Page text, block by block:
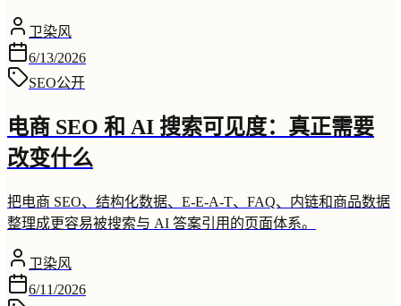
卫染风
6/13/2026
SEO公开
电商 SEO 和 AI 搜索可见度：真正需要
改变什么
把电商 SEO、结构化数据、E-E-A-T、FAQ、内链和商品数据
整理成更容易被搜索与 AI 答案引用的页面体系。
卫染风
6/11/2026